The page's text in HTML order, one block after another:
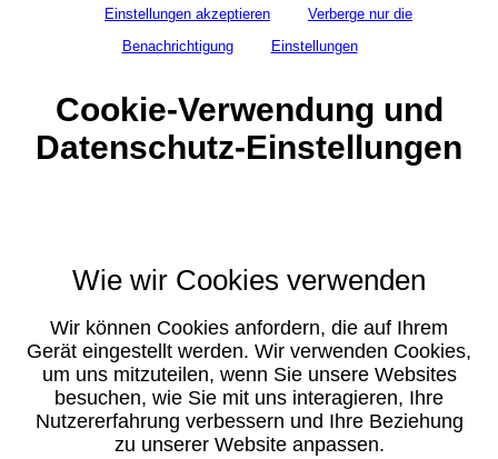
Einstellungen akzeptieren
Verberge nur die
Benachrichtigung
Einstellungen
Cookie-Verwendung und
Datenschutz-Einstellungen
Wie wir Cookies verwenden
Wir können Cookies anfordern, die auf Ihrem
Gerät eingestellt werden. Wir verwenden Cookies,
um uns mitzuteilen, wenn Sie unsere Websites
besuchen, wie Sie mit uns interagieren, Ihre
Nutzererfahrung verbessern und Ihre Beziehung
zu unserer Website anpassen.